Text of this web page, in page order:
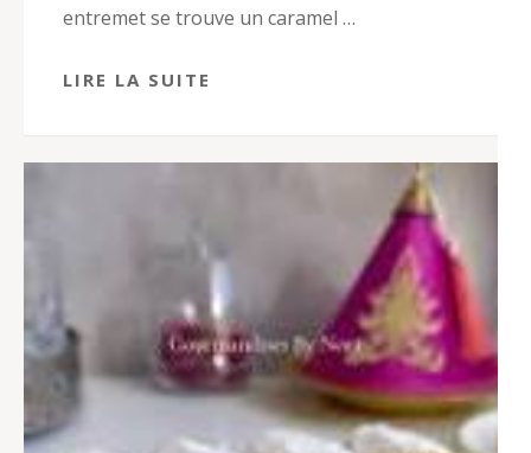
entremet se trouve un caramel …
LIRE LA SUITE